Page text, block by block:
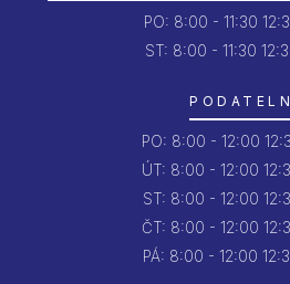
PO: 8:00 - 11:30
ST: 8:00 - 11:30
PO: 8:00 - 12:00
ÚT: 8:00 - 12:00
ST: 8:00 - 12:00
ČT: 8:00 - 12:00
PÁ: 8:00 - 12:00